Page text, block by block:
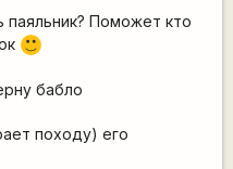
паяльник? Поможет кто
:)
бабло
походу) его